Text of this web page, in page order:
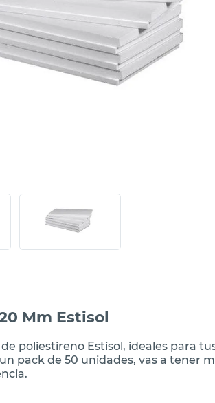
Mm Estisol
poliestireno Estisol, ideales para
pack de 50 unidades, vas a tener